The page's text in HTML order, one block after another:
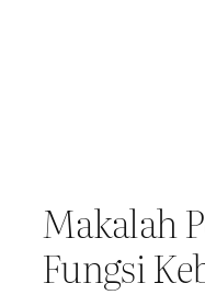
Makalah
Fungsi